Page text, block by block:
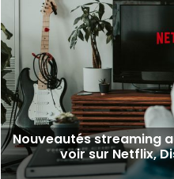
Nouveautés streaming
voir sur Netflix,